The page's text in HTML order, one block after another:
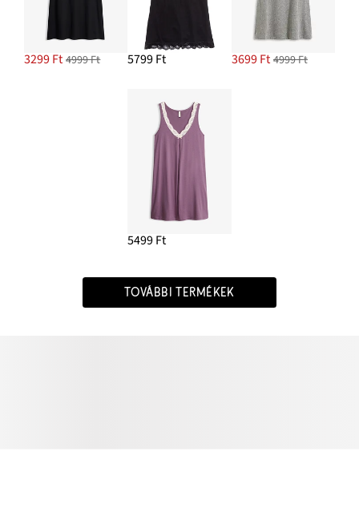
3299 Ft 4999 Ft 5799 Ft 3699 Ft 4999 Ft
5499 Ft
TOVÁBBI TERMÉKEK